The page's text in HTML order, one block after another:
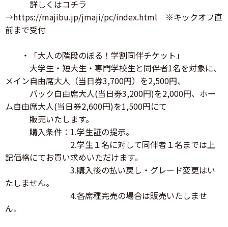
詳しくはコチラ
→https://majibu.jp/jmaji/pc/index.html ※キックオフ直
前まで受付
・「大人の階段のぼる！学割同伴チケット」
大学生・短大生・専門学校生と同伴者1名を対象に、
メイン自由席大人（当日券3,700円）を2,500円、
バック自由席大人(当日券3,200円)を2,000円、ホー
ム自由席大人(当日券2,600円)を1,500円にて
販売いたします。
購入条件：1.学生証の提示。
2.学生１名に対して同伴者１名までは上
記価格にてお買い求めいただけます。
3.購入後の払い戻し・グレード変更はい
たしません。
4.各席種完売の場合は販売いたしませ
ん。